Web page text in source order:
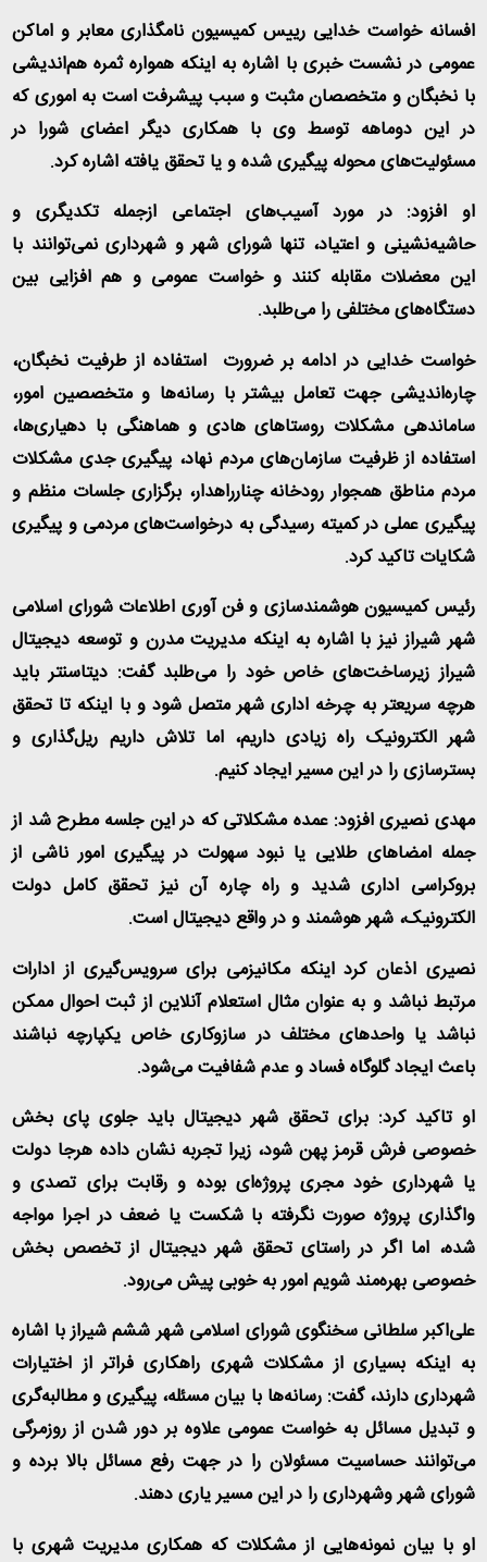
افسانه خواست خدایی رییس کمیسیون نامگذاری معابر و اماکن
عمومی در نشست خبری با اشاره به اینکه همواره ثمره هم‌اندیشی
با نخبگان و متخصصان مثبت و سبب پیشرفت است به اموری که
در این دوماهه توسط وی با همکاری دیگر اعضای شورا در
مسئولیت‌های محوله پیگیری شده و یا تحقق یافته اشاره کرد.
او افزود: در مورد آسیب‌های اجتماعی ازجمله تکدیگری و
حاشیه‌نشینی و اعتیاد، تنها شورای شهر و شهرداری نمی‌توانند با
این معضلات مقابله کنند و خواست عمومی و هم افزایی بین
دستگاه‌های مختلفی را می‌طلبد.
خواست خدایی در ادامه بر ضرورت استفاده از طرفیت نخبگان،
چاره‌اندیشی جهت تعامل بیشتر با رسانه‌ها و متخصصین امور،
ساماندهی مشکلات روستا‌های هادی و هماهنگی با دهیاری‌ها،
استفاده از ظرفیت سازمان‌های مردم نهاد، پیگیری جدی مشکلات
مردم مناطق همجوار رودخانه چنارراهدار، برگزاری جلسات منظم و
پیگیری عملی در کمیته رسیدگی به درخواست‌های مردمی و پیگیری
شکایات تاکید کرد.
رئیس کمیسیون هوشمندسازی و فن آوری اطلاعات شورای اسلامی
شهر شیراز نیز با اشاره به اینکه مدیریت مدرن و توسعه دیجیتال
شیراز زیرساخت‌های خاص خود را می‌طلبد گفت: دیتاسنتر باید
هرچه سریعتر به چرخه اداری شهر متصل شود و با اینکه تا تحقق
شهر الکترونیک راه زیادی داریم، اما تلاش داریم ریل‌گذاری و
بسترسازی را در این مسیر ایجاد کنیم.
مهدی نصیری افزود: عمده مشکلاتی که در این جلسه مطرح شد از
جمله امضا‌های طلایی یا نبود سهولت در پیگیری امور ناشی از
بروکراسی اداری شدید و راه چاره آن نیز تحقق کامل دولت
الکترونیک، شهر هوشمند و در واقع دیجیتال است.
نصیری اذعان کرد اینکه مکانیزمی برای سرویس‌گیری از ادارات
مرتبط نباشد و به عنوان مثال استعلام آنلاین از ثبت احوال ممکن
نباشد یا واحد‌های مختلف در سازوکاری خاص یکپارچه نباشند
باعث ایجاد گلوگاه فساد و عدم شفافیت می‌شود.
او تاکید کرد: برای تحقق شهر دیجیتال باید جلوی پای بخش
خصوصی فرش قرمز پهن شود، زیرا تجربه نشان داده هرجا دولت
یا شهرداری خود مجری پروژه‌ای بوده و رقابت برای تصدی و
واگذاری پروژه صورت نگرفته با شکست یا ضعف در اجرا مواجه
شده، اما اگر در راستای تحقق شهر دیجیتال از تخصص بخش
خصوصی بهره‌مند شویم امور به خوبی پیش می‌رود.
علی‌اکبر سلطانی سخنگوی شورای اسلامی شهر ششم شیراز با اشاره
به اینکه بسیاری از مشکلات شهری راهکاری فراتر از اختیارات
شهرداری دارند، گفت: رسانه‌ها با بیان مسئله، پیگیری و مطالبه‌گری
و تبدیل مسائل به خواست عمومی علاوه بر دور شدن از روزمرگی
می‌توانند حساسیت مسئولان را در جهت رفع مسائل بالا برده و
شورای شهر وشهرداری را در این مسیر یاری دهند.
او با بیان نمونه‌هایی از مشکلات که همکاری مدیریت شهری با